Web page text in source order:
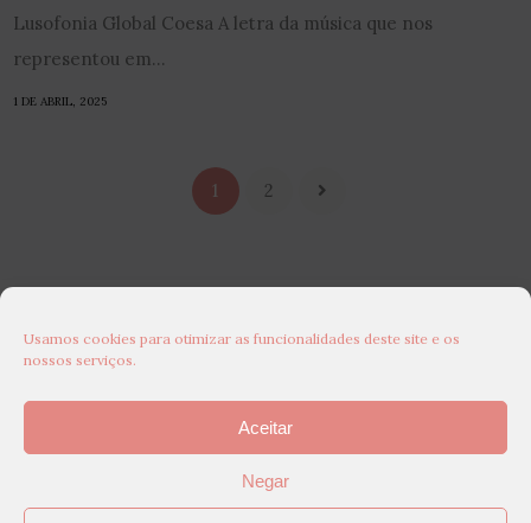
Usamos cookies para otimizar as funcionalidades deste site e os
nossos serviços.
Aceitar
Negar
Lusofonia Global Coesa A letra da música que nos
representou em...
1 DE ABRIL, 2025
1 2